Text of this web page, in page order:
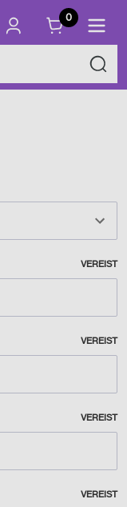
0
VEREIST
VEREIST
VEREIST
VEREIST